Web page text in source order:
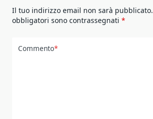
Il tuo indirizzo email non sarà pubblicato.
obbligatori sono contrassegnati *
Commento*